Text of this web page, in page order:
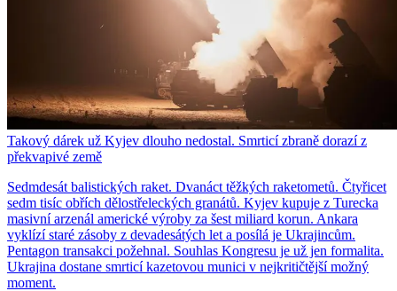
Takový dárek už Kyjev dlouho nedostal. Smrticí zbraně dorazí z
překvapivé země
Sedmdesát balistických raket. Dvanáct těžkých raketometů. Čtyřicet
sedm tisíc obřích dělostřeleckých granátů. Kyjev kupuje z Turecka
masivní arzenál americké výroby za šest miliard korun. Ankara
vyklízí staré zásoby z devadesátých let a posílá je Ukrajincům.
Pentagon transakci požehnal. Souhlas Kongresu je už jen formalita.
Ukrajina dostane smrticí kazetovou munici v nejkritičtější možný
moment.